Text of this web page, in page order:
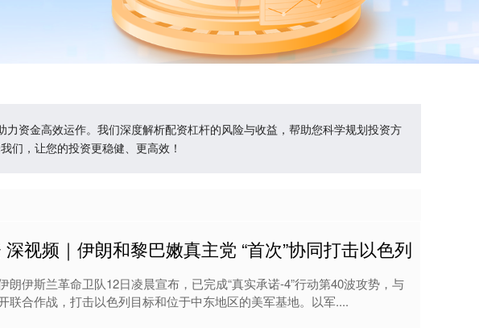
资金高效运作。我们深度解析配资杠杆的风险与收益，帮助您科学规划投资方
们，让您的投资更稳健、更高效！
视频｜伊朗和黎巴嫩真主党 “首次”协同打击以色列
朗伊斯兰革命卫队12日凌晨宣布，已完成“真实承诺-4”行动第40波攻势，与
联合作战，打击以色列目标和位于中东地区的美军基地。以军....